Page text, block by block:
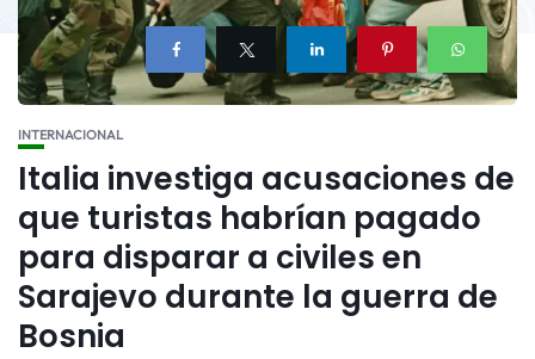
INTERNACIONAL
Italia investiga acusaciones de
que turistas habrían pagado
para disparar a civiles en
Sarajevo durante la guerra de
Bosnia